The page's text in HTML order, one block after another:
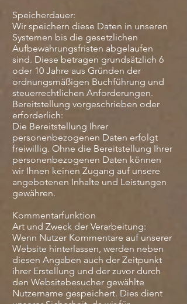
Speicherdauer:
Wir speichern diese Daten in unseren
Systemen bis die gesetzlichen
Aufbewahrungsfristen abgelaufen
sind. Diese betragen grundsätzlich 6
oder 10 Jahre aus Gründen der
ordnungsmäßigen Buchführung und
steuerrechtlichen Anforderungen.
Bereitstellung vorgeschrieben oder
erforderlich:
Die Bereitstellung Ihrer
personenbezogenen Daten erfolgt
freiwillig. Ohne die Bereitstellung Ihrer
personenbezogenen Daten können
wir Ihnen keinen Zugang auf unsere
angebotenen Inhalte und Leistungen
gewähren.
Kommentarfunktion
Art und Zweck der Verarbeitung:
Wenn Nutzer Kommentare auf unserer
Website hinterlassen, werden neben
diesen Angaben auch der Zeitpunkt
ihrer Erstellung und der zuvor durch
den Websitebesucher gewählte
Nutzername gespeichert. Dies dient